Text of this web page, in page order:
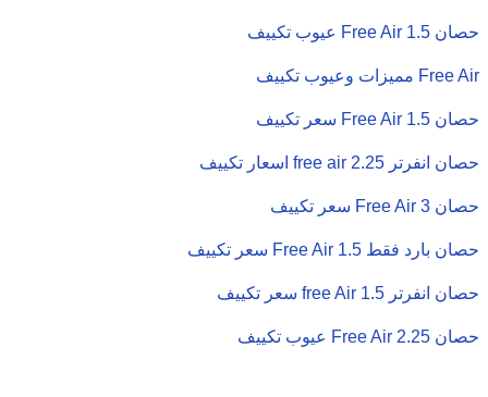
عيوب تكييف Free Air 1.5 حصان
مميزات وعيوب تكييف Free Air
سعر تكييف Free Air 1.5 حصان
اسعار تكييف free air 2.25 حصان انفرتر
سعر تكييف Free Air 3 حصان
سعر تكييف Free Air 1.5 حصان بارد فقط
سعر تكييف free Air 1.5 حصان انفرتر
عيوب تكييف Free Air 2.25 حصان